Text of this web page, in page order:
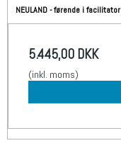
NEULAND - førende i
5.445,00 DKK
(inkl. moms)